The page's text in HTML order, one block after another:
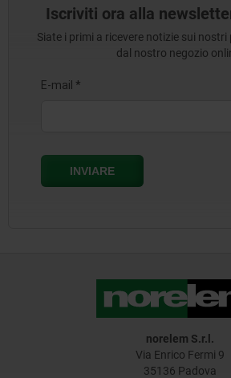
Iscriviti ora alla
Siate i primi a ricevere notizie sui
dal nostro negozio
norelem S.r.l.
Via Enrico Fermi 9
35136 Padova